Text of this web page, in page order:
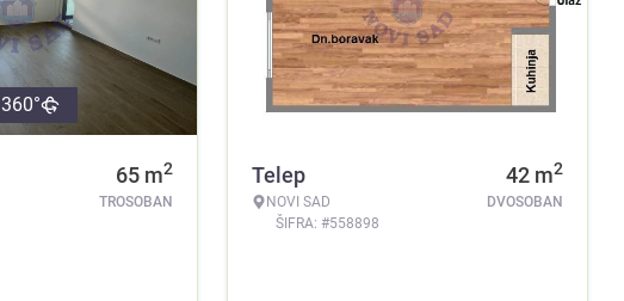
360°
65 m2
TROSOBAN
Telep
NOVI SAD
ŠIFRA: #558898
42 m2
DVOSOBAN